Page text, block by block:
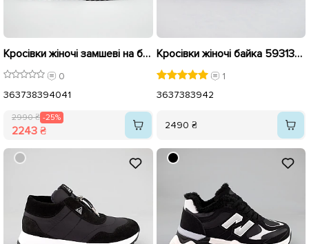
Кросівки жіночі замшеві на байці 592885 Сірі розпродаж
0
363738394041
2990 ₴ -25%
2243 ₴
Кросівки жіночі байка 593133 Чорні
1
3637383942
2490 ₴